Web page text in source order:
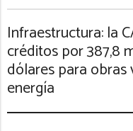
Infraestructura: la
créditos por 387,8
dólares para obras
energía